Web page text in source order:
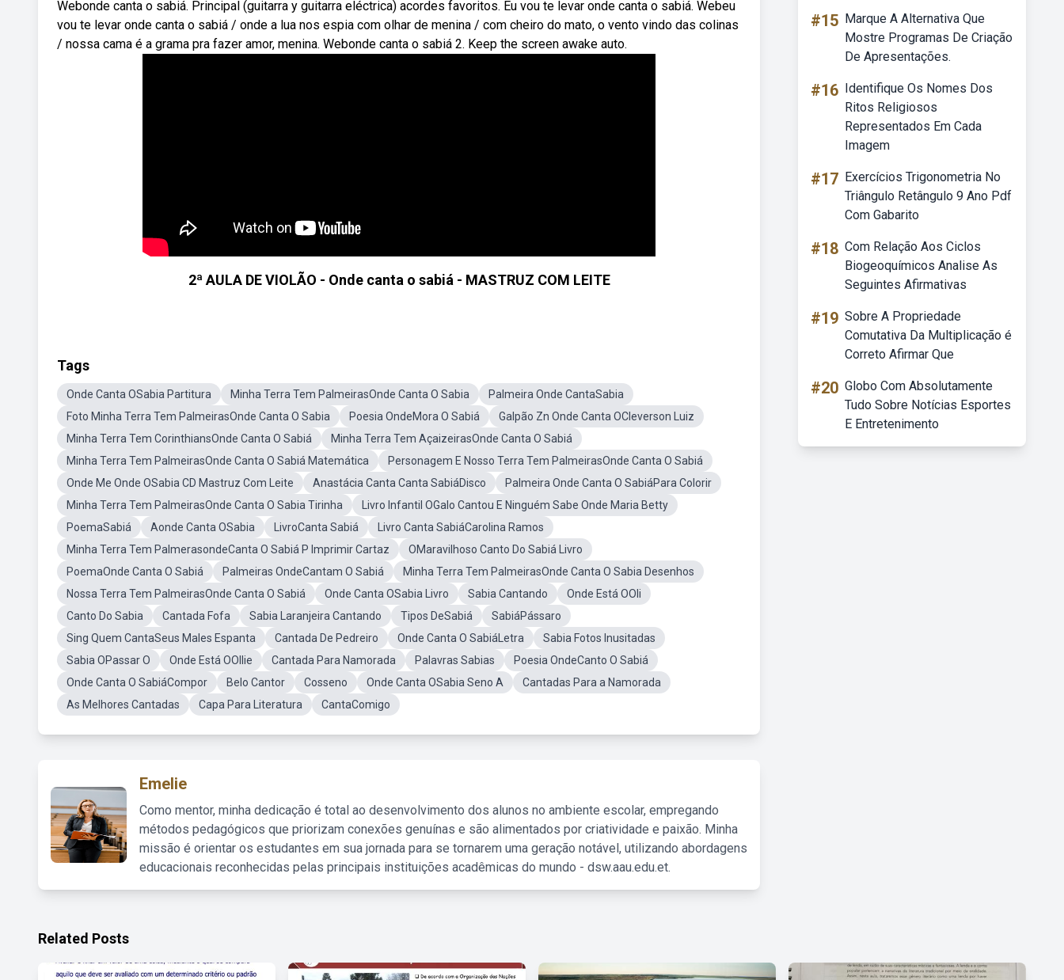
Webonde canta o sabiá. Principal (guitarra y guitarra eléctrica) acordes favoritos. Eu vou te levar onde canta o sabiá. Webeu
vou te levar onde canta o sabiá / onde a lua nos espia com olhar de menina / com cheiro do mato, o vento vindo das colinas
/ nossa cama é a grama pra fazer amor, menina. Webonde canta o sabiá 2. Keep the screen awake auto.
2ª AULA DE VIOLÃO - Onde canta o sabiá - MASTRUZ COM LEITE
Tags
Onde Canta OSabia Partitura Minha Terra Tem PalmeirasOnde Canta O Sabia
Palmeira Onde CantaSabia
Foto Minha Terra Tem PalmeirasOnde Canta O Sabia
Poesia OndeMora O Sabiá
Galpão Zn Onde Canta OCleverson Luiz
Minha Terra Tem CorinthiansOnde Canta O Sabiá
Minha Terra Tem AçaizeirasOnde Canta O Sabiá
Minha Terra Tem PalmeirasOnde Canta O Sabiá Matemática
Personagem E Nosso Terra Tem PalmeirasOnde Canta O Sabiá
Onde Me Onde OSabia CD Mastruz Com Leite
Anastácia Canta Canta SabiáDisco
Palmeira Onde Canta O SabiáPara Colorir
Minha Terra Tem PalmeirasOnde Canta O Sabia Tirinha
Livro Infantil OGalo Cantou E Ninguém Sabe Onde Maria Betty
PoemaSabiá
Aonde Canta OSabia LivroCanta Sabiá
Livro Canta SabiáCarolina Ramos
Minha Terra Tem PalmerasondeCanta O Sabiá P Imprimir Cartaz
OMaravilhoso Canto Do Sabiá Livro
PoemaOnde Canta O Sabiá
Palmeiras OndeCantam O Sabiá
Minha Terra Tem PalmeirasOnde Canta O Sabia Desenhos
Nossa Terra Tem PalmeirasOnde Canta O Sabiá
Onde Canta OSabia Livro Sabia Cantando
Onde Está OOli
Canto Do Sabia
Cantada Fofa Sabia Laranjeira Cantando Tipos DeSabiá
SabiáPássaro
Sing Quem CantaSeus Males Espanta
Cantada De Pedreiro Onde Canta O SabiáLetra
Sabia Fotos Inusitadas
Sabia OPassar O
Onde Está OOllie Cantada Para Namorada Palavras Sabias
Poesia OndeCanto O Sabiá
Onde Canta O SabiáCompor
Belo Cantor Cosseno Onde Canta OSabia Seno A
Cantadas Para a Namorada
As Melhores Cantadas
Capa Para Literatura CantaComigo
Emelie
Como mentor, minha dedicação é total ao desenvolvimento dos alunos no ambiente escolar, empregando
métodos pedagógicos que priorizam conexões genuínas e são alimentados por criatividade e paixão. Minha
missão é orientar os estudantes em sua jornada para se tornarem uma geração notável, utilizando abordagens
educacionais reconhecidas pelas principais instituições acadêmicas do mundo - dsw.aau.edu.et.
#15 Marque A Alternativa Que
Mostre Programas De Criação
De Apresentações.
#16 Identifique Os Nomes Dos
Ritos Religiosos
Representados Em Cada
Imagem
#17 Exercícios Trigonometria No
Triângulo Retângulo 9 Ano Pdf
Com Gabarito
#18 Com Relação Aos Ciclos
Biogeoquímicos Analise As
Seguintes Afirmativas
#19 Sobre A Propriedade
Comutativa Da Multiplicação é
Correto Afirmar Que
#20 Globo Com Absolutamente
Tudo Sobre Notícias Esportes
E Entretenimento
Related Posts